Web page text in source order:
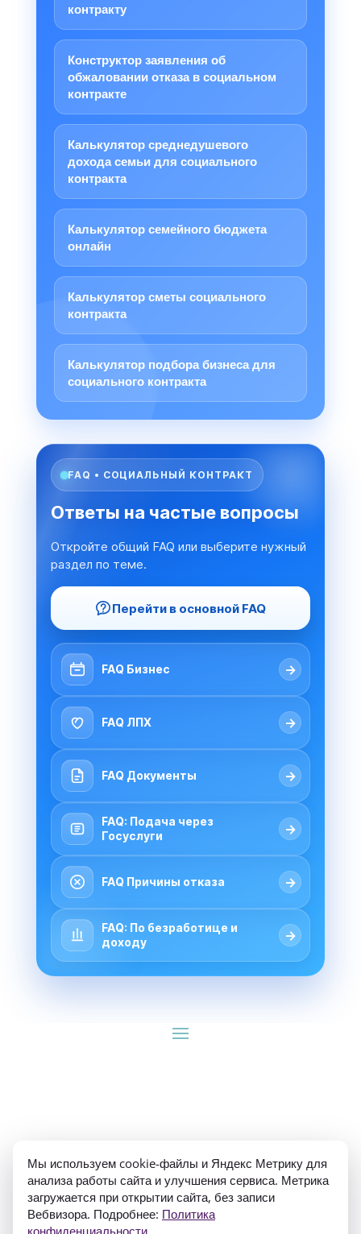
контракту
Конструктор заявления об
обжаловании отказа в социальном
контракте
Калькулятор среднедушевого
дохода семьи для социального
контракта
Калькулятор семейного бюджета
онлайн
Калькулятор сметы социального
контракта
Калькулятор подбора бизнеса для
социального контракта
FAQ • СОЦИАЛЬНЫЙ КОНТРАКТ
Ответы на частые вопросы
Откройте общий FAQ или выберите нужный
раздел по теме.
Перейти в основной FAQ
FAQ Бизнес →
FAQ ЛПХ →
FAQ Документы →
FAQ: Подача через
Госуслуги
→
FAQ Причины отказа →
FAQ: По безработице и
доходу
→
ИП Гуляев Е.А. ОГРН 310784709900570 ИНН
781020474307
Мы используем cookie-файлы и Яндекс Метрику для
анализа работы сайта и улучшения сервиса. Метрика
загружается при открытии сайта, без записи
Вебвизора. Подробнее: Политика
конфиденциальности